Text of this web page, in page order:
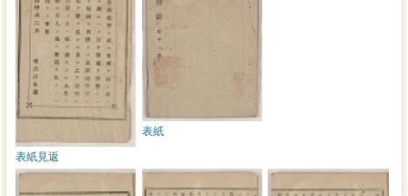
表紙
表紙見返